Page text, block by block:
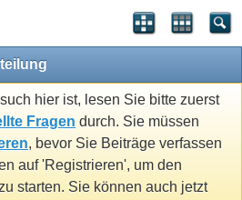
hier ist, lesen Sie bitte zuerst
Fragen durch. Sie müssen
, bevor Sie Beiträge verfassen
auf 'Registrieren', um den
starten. Sie können auch jetzt